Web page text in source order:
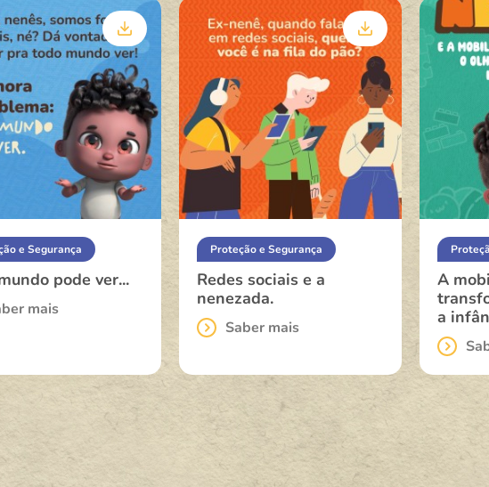
e Segurança
pode ver...
mais
Proteção e Segurança
Redes sociais e a
nenezada.
Saber mais
A
a